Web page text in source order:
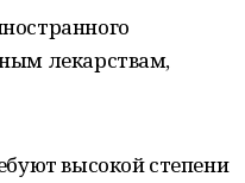
лекарствам,
высокой степени